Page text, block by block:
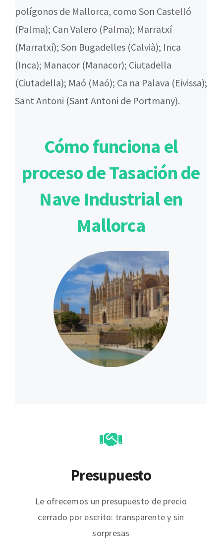
polígonos de Mallorca, como Son Castelló
(Palma); Can Valero (Palma); Marratxí
(Marratxí); Son Bugadelles (Calvià); Inca
(Inca); Manacor (Manacor); Ciutadella
(Ciutadella); Maó (Maó); Ca na Palava (Eivissa);
Sant Antoni (Sant Antoni de Portmany).
Cómo funciona el
proceso de Tasación de
Nave Industrial en
Mallorca
Presupuesto
Le ofrecemos un presupuesto de precio
cerrado por escrito: transparente y sin
sorpresas